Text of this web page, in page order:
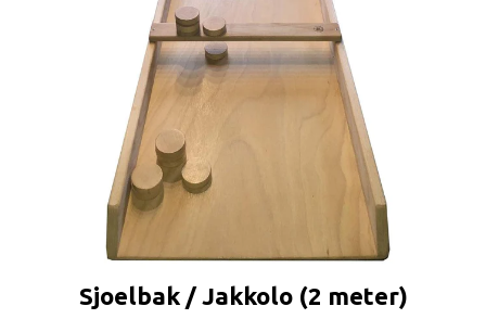
Sjoelbak / Jakkolo (2 meter)